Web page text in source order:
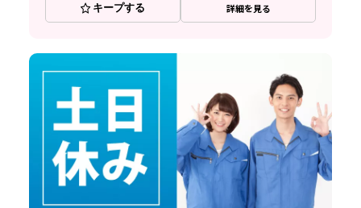
キープする 詳細を見る